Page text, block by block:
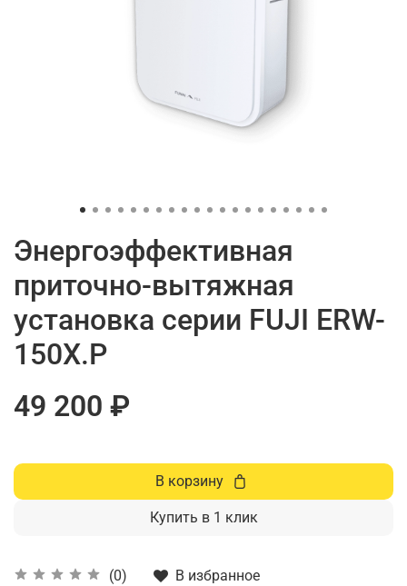
Энергоэффективная
приточно-вытяжная
установка серии FUJI ERW-
150X.P
(0)
В избранное
49 200 ₽
В корзину
Купить в 1 клик